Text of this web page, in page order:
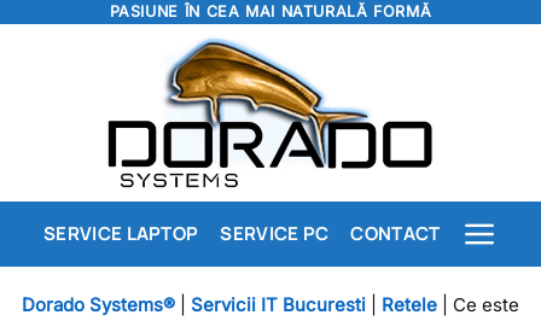
PASIUNE ÎN CEA MAI NATURALĂ FORMĂ
SERVICE LAPTOP SERVICE PC CONTACT
Dorado Systems® Servicii IT Bucuresti Retele
Ce este